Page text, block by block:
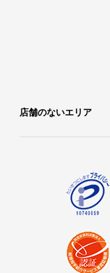
店舗のないエリア